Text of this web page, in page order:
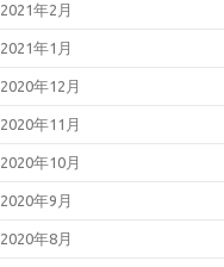
2021年2月
2021年1月
2020年12月
2020年11月
2020年10月
2020年9月
2020年8月